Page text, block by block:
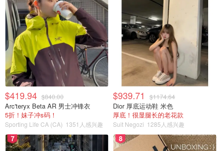
$419.94 $840.00
Arc'teryx Beta AR 男士冲锋衣
5折！妹子冲s码！
Sporting Life CA (CA) 1351人感兴趣
$939.71 $1174.64
Dior 厚底运动鞋 米色
厚底！很显腿长的老花款
Suit Negozi 1285人感兴趣
7 8